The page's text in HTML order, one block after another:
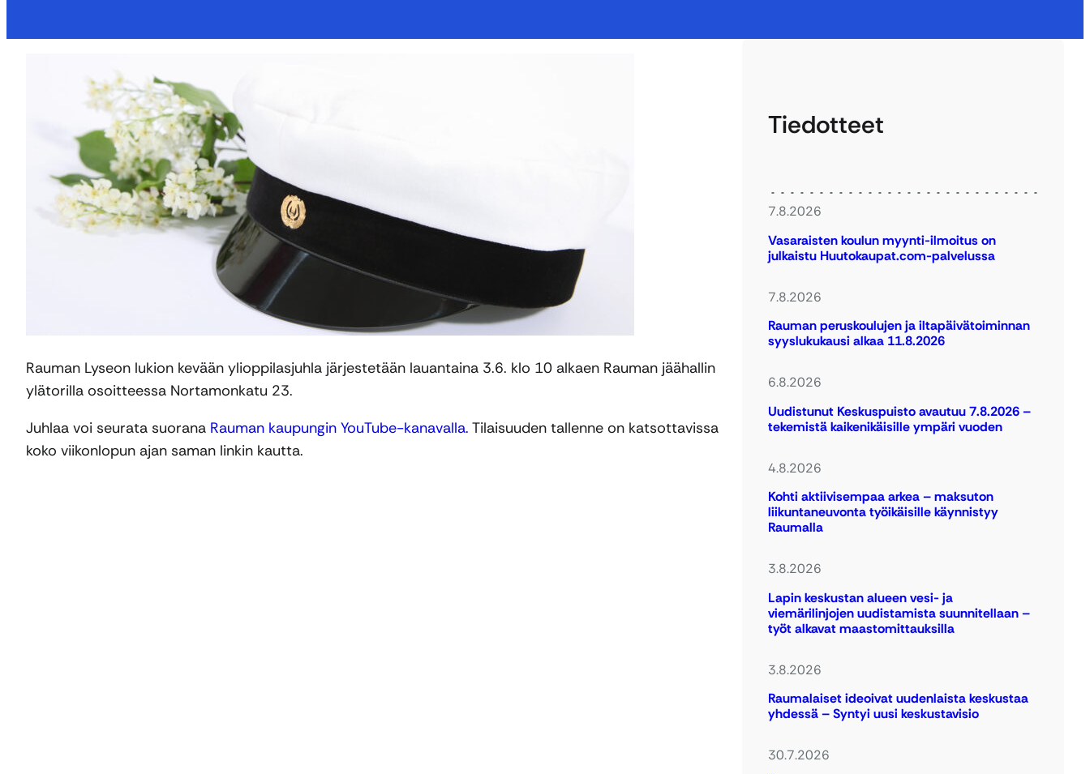
Rauman Lyseon lukion kevään ylioppilasjuhla järjestetään lauantaina 3.6. klo 10 alkaen Rauman jäähallin
ylätorilla osoitteessa Nortamonkatu 23.
Juhlaa voi seurata suorana Rauman kaupungin YouTube-kanavalla. Tilaisuuden tallenne on katsottavissa
koko viikonlopun ajan saman linkin kautta.
Tiedotteet
7.8.2026
Vasaraisten koulun myynti-ilmoitus on
julkaistu Huutokaupat.com-palvelussa
7.8.2026
Rauman peruskoulujen ja iltapäivätoiminnan
syyslukukausi alkaa 11.8.2026
6.8.2026
Uudistunut Keskuspuisto avautuu 7.8.2026 –
tekemistä kaikenikäisille ympäri vuoden
4.8.2026
Kohti aktiivisempaa arkea – maksuton
liikuntaneuvonta työikäisille käynnistyy
Raumalla
3.8.2026
Lapin keskustan alueen vesi- ja
viemärilinjojen uudistamista suunnitellaan –
työt alkavat maastomittauksilla
3.8.2026
Raumalaiset ideoivat uudenlaista keskustaa
yhdessä – Syntyi uusi keskustavisio
30.7.2026